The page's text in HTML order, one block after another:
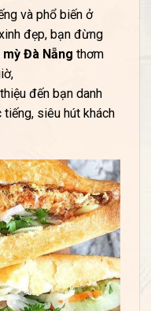
và phổ biến ở
đẹp, bạn đừng
Đà Nẵng thơm
đến bạn danh
siêu hút khách